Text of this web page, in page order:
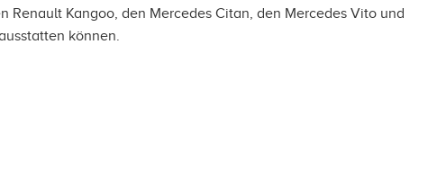
Kangoo, den Mercedes Citan, den Mercedes Vito und
können.